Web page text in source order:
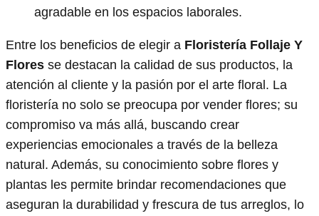
agradable en los espacios laborales.
Entre los beneficios de elegir a Floristería Follaje Y
Flores se destacan la calidad de sus productos, la
atención al cliente y la pasión por el arte floral. La
floristería no solo se preocupa por vender flores; su
compromiso va más allá, buscando crear
experiencias emocionales a través de la belleza
natural. Además, su conocimiento sobre flores y
plantas les permite brindar recomendaciones que
aseguran la durabilidad y frescura de tus arreglos, lo